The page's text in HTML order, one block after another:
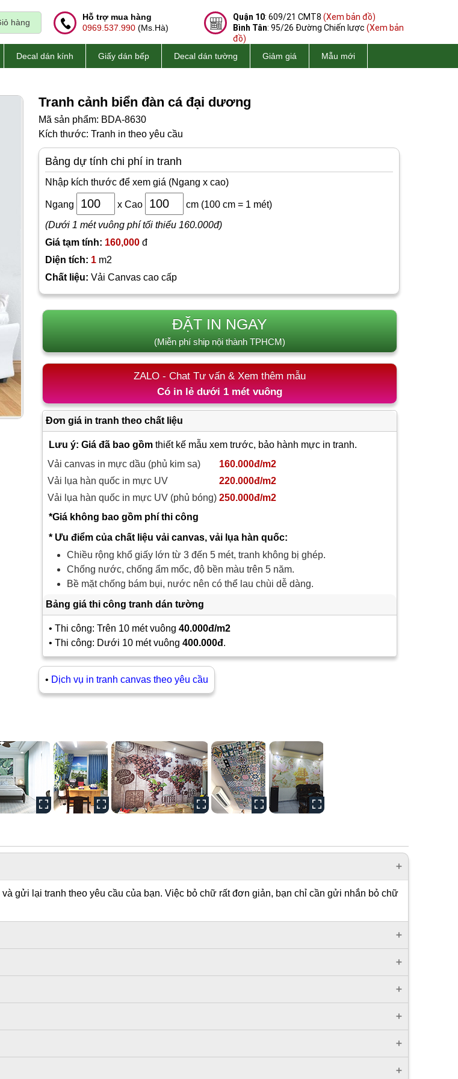
hàng
Hỗ trợ mua hàng
0969.537.990 (Ms.Hà)
Quận 10: 609/21 CMT8 (Xem bản đồ)
Bình Tân: 95/26 Đường Chiến lược (Xem bản
đồ)
Decal dán kính Giấy dán bếp Decal dán tường Giảm giá Mẫu mới
Tranh cảnh biển đàn cá đại dương
Mã sản phẩm: BDA-8630
Kích thước: Tranh in theo yêu cầu
Bảng dự tính chi phí in tranh
Nhập kích thước để xem giá (Ngang x cao)
Ngang x Cao cm (100 cm = 1 mét)
(Dưới 1 mét vuông phí tối thiểu 160.000đ)
Giá tạm tính: 160,000 đ
Diện tích: 1 m2
Chất liệu: Vải Canvas cao cấp
ĐẶT IN NGAY
(Miễn phí ship nội thành TPHCM)
ZALO - Chat Tư vấn & Xem thêm mẫu
Có in lẻ dưới 1 mét vuông
Đơn giá in tranh theo chất liệu
Lưu ý: Giá đã bao gồm thiết kế mẫu xem trước, bảo hành mực in tranh.
Vải canvas in mực dầu (phủ kim sa)
160.000đ/m2
Vải lụa hàn quốc in mực UV
220.000đ/m2
Vải lụa hàn quốc in mực UV (phủ bóng) 250.000đ/m2
*Giá không bao gồm phí thi công
* Ưu điểm của chất liệu vải canvas, vải lụa hàn quốc:
Chiều rộng khổ giấy lớn từ 3 đến 5 mét, tranh không bị ghép.
Chống nước, chống ẩm mốc, độ bền màu trên 5 năm.
Bề mặt chống bám bụi, nước nên có thể lau chùi dễ dàng.
Bảng giá thi công tranh dán tường
• Thi công: Trên 10 mét vuông 40.000đ/m2
• Thi công: Dưới 10 mét vuông 400.000đ.
• Dịch vụ in tranh canvas theo yêu cầu
gửi lại tranh theo yêu cầu của bạn. Việc bỏ chữ rất đơn giản, bạn chỉ cần gửi nhắn bỏ chữ